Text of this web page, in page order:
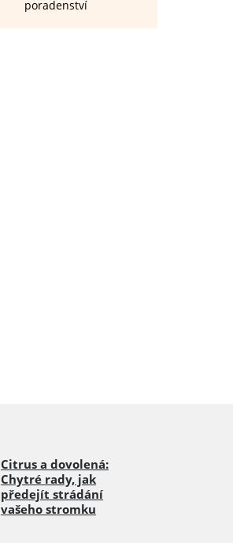
poradenství
Citrus a dovolená:
Chytré rady, jak
předejít strádání
vašeho stromku